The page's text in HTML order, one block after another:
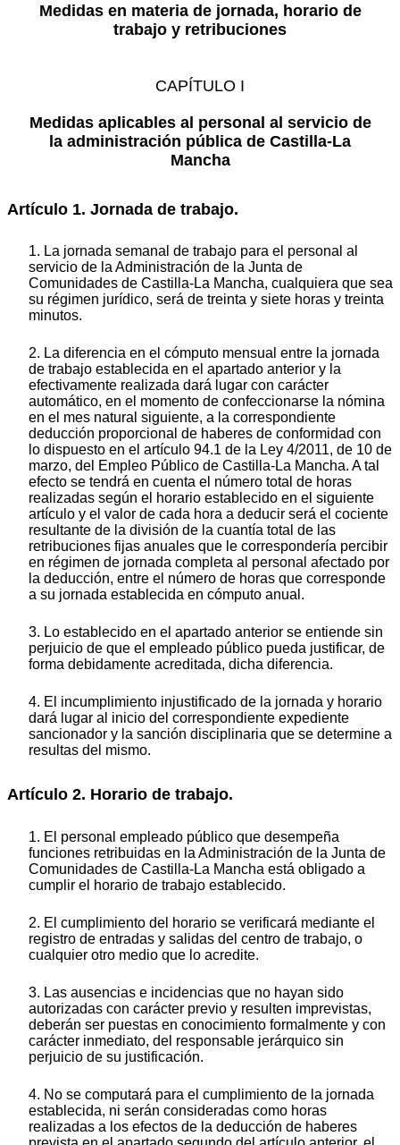
Medidas en materia de jornada, horario de
trabajo y retribuciones
CAPÍTULO I
Medidas aplicables al personal al servicio de
la administración pública de Castilla-La
Mancha
Artículo 1. Jornada de trabajo.
1. La jornada semanal de trabajo para el personal al
servicio de la Administración de la Junta de
Comunidades de Castilla-La Mancha, cualquiera que sea
su régimen jurídico, será de treinta y siete horas y treinta
minutos.
2. La diferencia en el cómputo mensual entre la jornada
de trabajo establecida en el apartado anterior y la
efectivamente realizada dará lugar con carácter
automático, en el momento de confeccionarse la nómina
en el mes natural siguiente, a la correspondiente
deducción proporcional de haberes de conformidad con
lo dispuesto en el artículo 94.1 de la Ley 4/2011, de 10 de
marzo, del Empleo Público de Castilla-La Mancha. A tal
efecto se tendrá en cuenta el número total de horas
realizadas según el horario establecido en el siguiente
artículo y el valor de cada hora a deducir será el cociente
resultante de la división de la cuantía total de las
retribuciones fijas anuales que le correspondería percibir
en régimen de jornada completa al personal afectado por
la deducción, entre el número de horas que corresponde
a su jornada establecida en cómputo anual.
3. Lo establecido en el apartado anterior se entiende sin
perjuicio de que el empleado público pueda justificar, de
forma debidamente acreditada, dicha diferencia.
4. El incumplimiento injustificado de la jornada y horario
dará lugar al inicio del correspondiente expediente
sancionador y la sanción disciplinaria que se determine a
resultas del mismo.
Artículo 2. Horario de trabajo.
1. El personal empleado público que desempeña
funciones retribuidas en la Administración de la Junta de
Comunidades de Castilla-La Mancha está obligado a
cumplir el horario de trabajo establecido.
2. El cumplimiento del horario se verificará mediante el
registro de entradas y salidas del centro de trabajo, o
cualquier otro medio que lo acredite.
3. Las ausencias e incidencias que no hayan sido
autorizadas con carácter previo y resulten imprevistas,
deberán ser puestas en conocimiento formalmente y con
carácter inmediato, del responsable jerárquico sin
perjuicio de su justificación.
4. No se computará para el cumplimiento de la jornada
establecida, ni serán consideradas como horas
realizadas a los efectos de la deducción de haberes